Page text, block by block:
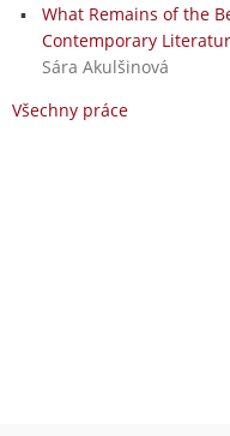
What Remains of the
Contemporary
Sára Akulšinová
Všechny práce